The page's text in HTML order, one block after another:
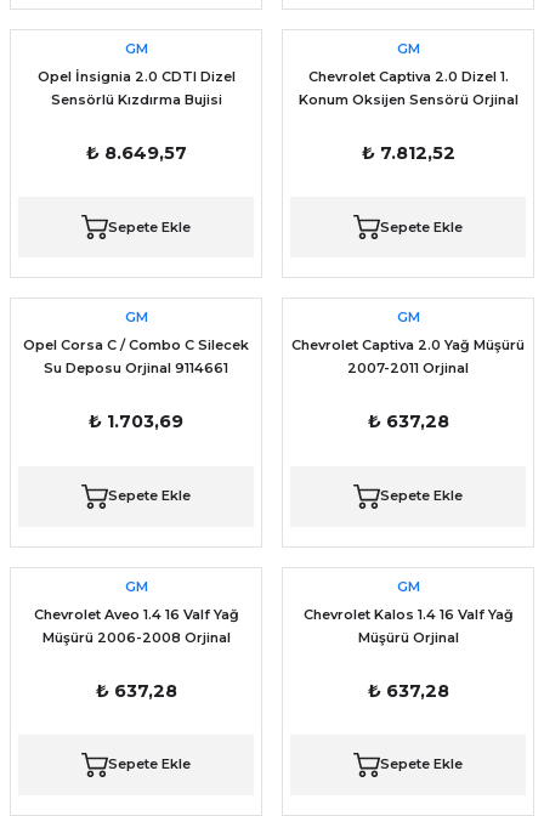
GM
Opel İnsignia 2.0 CDTI Dizel
Sensörlü Kızdırma Bujisi
₺ 8.649,57
Sepete Ekle
GM
Chevrolet Captiva 2.0 Dizel 1.
Konum Oksijen Sensörü Orjinal
₺ 7.812,52
Sepete Ekle
GM
Opel Corsa C / Combo C Silecek
Su Deposu Orjinal 9114661
₺ 1.703,69
Sepete Ekle
GM
Chevrolet Captiva 2.0 Yağ Müşürü
2007-2011 Orjinal
₺ 637,28
Sepete Ekle
GM
Chevrolet Aveo 1.4 16 Valf Yağ
Müşürü 2006-2008 Orjinal
₺ 637,28
Sepete Ekle
GM
Chevrolet Kalos 1.4 16 Valf Yağ
Müşürü Orjinal
₺ 637,28
Sepete Ekle